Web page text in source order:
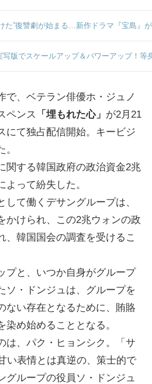
た”復讐劇が始まる…新作ドラマ『宝島』が
写版でスケールアップ＆パワーアップ！等
で、ベテラン俳優ホ・ジュノ
ペンス
「埋もれた心」 が2月21
にて独占配信開始。キービジ
関する韓国政府の政治資金2兆
って紛失した。
て働くデサングループは、
かけられ、この2兆ウォンの政
、韓国国会の調査を受けるこ
プと、いつか自身がグループ
ソ・ドンジュは、グループを
ない存在となるために、賄賂
め始めることとなる。
は、パク・ヒョンシク。「サ
い表情とは真逆の、策士的で
グループの役員ソ・ドンジュ